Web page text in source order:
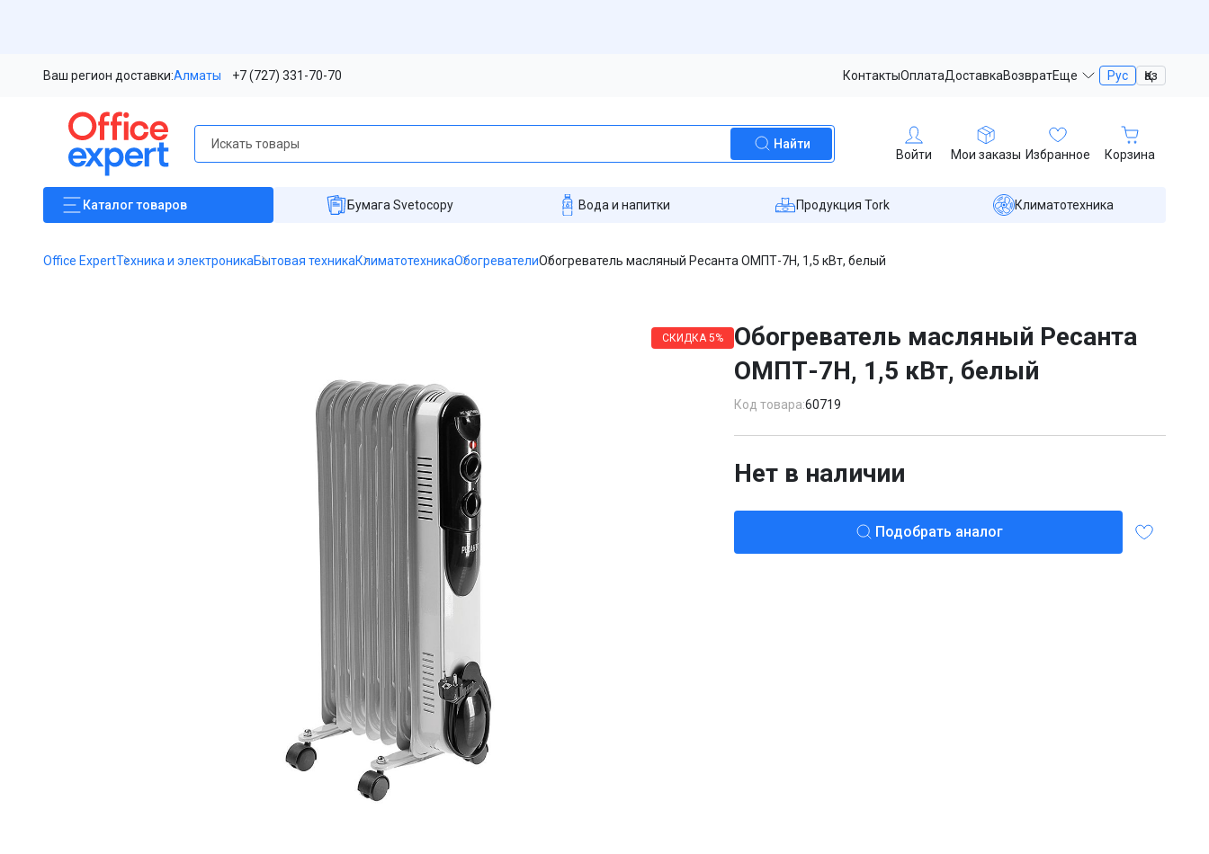
Ваш регион доставки:Алматы +7 (727) 331-70-70 КонтактыОплатаДоставкаВозвратЕще Рус Қаз
Найти
Войти Мои заказы Избранное Корзина
Каталогтоваров Бумага Svetocopy Вода и напитки Продукция Tork Климатотехника
Office ExpertТехника и электроникаБытовая техникаКлиматотехникаОбогревателиОбогреватель масляный Ресанта ОМПТ-7Н, 1,5 кВт, белый
СКИДКА 5%
Обогреватель масляный Ресанта
ОМПТ-7Н, 1,5 кВт, белый
Код товара:60719
Нет в наличии
Подобрать аналог